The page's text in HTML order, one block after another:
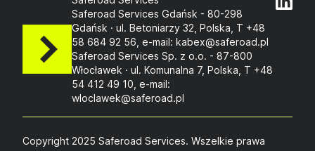
Saferoad Services Gdańsk - 80-298
Gdańsk · ul. Betoniarzy 32, Polska, T +48
58 684 92 56, e-mail: kabex@saferoad.pl
Saferoad Services Sp. z o.o. - 87-800
Włocławek · ul. Komunalna 7, Polska, T +48
54 412 49 10, e-mail:
wloclawek@saferoad.pl
Copyright 2025 Saferoad Services. Wszelkie prawa